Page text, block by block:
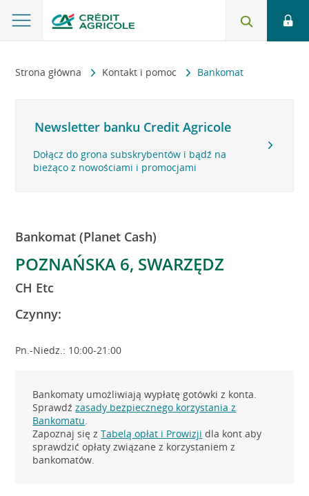
Strona główna Kontakt i pomoc Bankomat
Newsletter banku Credit Agricole
Dołącz do grona subskrybentów i bądź na
bieżąco z nowościami i promocjami
Bankomat (Planet Cash)
POZNAŃSKA 6, SWARZĘDZ
CH Etc
Czynny:
Pn.-Niedz.: 10:00-21:00
Bankomaty umożliwiają wypłatę gotówki z konta.
Sprawdźzasady bezpiecznego korzystania z
Bankomatu.
Zapoznaj się zTabelą opłat i Prowizji dla kont aby
sprawdzić opłaty związane z korzystaniem z
bankomatów.